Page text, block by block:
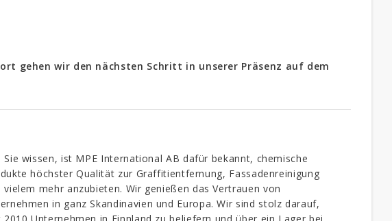
gehen wir den nächsten Schritt in unserer Präsenz auf dem
Sie wissen, ist MPE International AB dafür bekannt, chemische
höchster Qualität zur Graffitientfernung, Fassadenreinigung
vielem mehr anzubieten. Wir genießen das Vertrauen von
in ganz Skandinavien und Europa. Wir sind stolz darauf,